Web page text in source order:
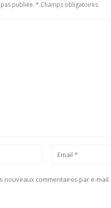
publiée. * Champs obligatoires
nouveaux commentaires par e-mail.